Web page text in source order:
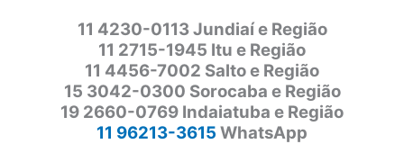
11 4230-0113 Jundiaí e Região
11 2715-1945 Itu e Região
11 4456-7002 Salto e Região
15 3042-0300 Sorocaba e Região
19 2660-0769 Indaiatuba e Região
11 96213-3615 WhatsApp